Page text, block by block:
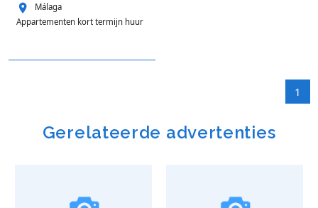
Málaga
Appartementen kort termijn huur
1
Gerelateerde advertenties